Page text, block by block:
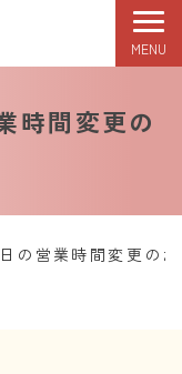
MENU
時間変更の
の営業時間変更の